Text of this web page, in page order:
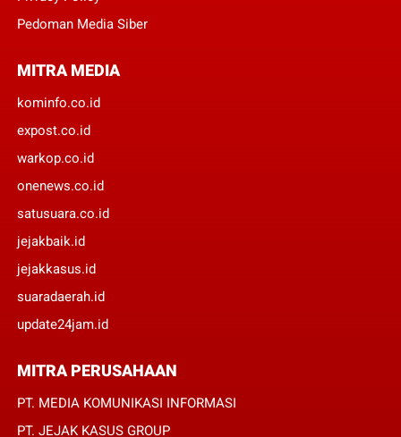
Pedoman Media Siber
MITRA MEDIA
kominfo.co.id
expost.co.id
warkop.co.id
onenews.co.id
satusuara.co.id
jejakbaik.id
jejakkasus.id
suaradaerah.id
update24jam.id
MITRA PERUSAHAAN
PT. MEDIA KOMUNIKASI INFORMASI
PT. JEJAK KASUS GROUP